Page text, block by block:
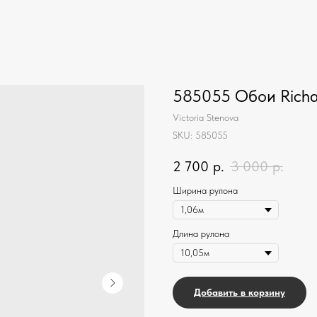
585055 Обои
Victoria Stenova
SKU: 585055
2 700 р. 3 000 р.
Ширина рулона
Длина рулона
Добавить в корзину